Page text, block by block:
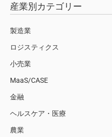
産業別カテゴリー
製造業
ロジスティクス
小売業
MaaS/CASE
金融
ヘルスケア・医療
農業